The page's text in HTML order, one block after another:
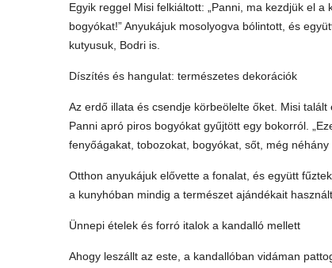
Egyik reggel Misi felkiáltott: „Panni, ma kezdjük el
bogyókat!” Anyukájuk mosolyogva bólintott, és
kutyusuk, Bodri is.
Díszítés és hangulat: természetes dekorációk
Az erdő illata és csendje körbeölelte őket. Misi
Panni apró piros bogyókat gyűjtött egy bokorról.
fenyőágakat, tobozokat, bogyókat, sőt, még néhány
Otthon anyukájuk elővette a fonalat, és együtt
a kunyhóban mindig a természet ajándékait
Ünnepi ételek és forró italok a kandalló mellett
Ahogy leszállt az este, a kandallóban vidáman